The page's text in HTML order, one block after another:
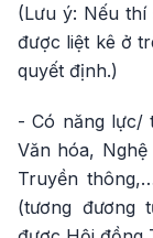
(Lưu ý: Nếu
được liệt kê ở
quyết định.)
- Có năng lực/
Văn hóa,
Truyền
(tương đương